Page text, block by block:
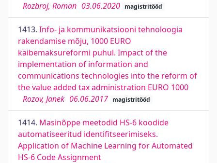
Rozbroj, Roman 03.06.2020 magistritööd
1413. Info- ja kommunikatsiooni tehnoloogia
rakendamise mõju, 1000 EURO
käibemaksureformi puhul. Impact of the
implementation of information and
communications technologies into the reform of
the value added tax administration EURO 1000
Rozov, Janek 06.06.2017 magistritööd
1414. Masinõppe meetodid HS-6 koodide
automatiseeritud identifitseerimiseks.
Application of Machine Learning for Automated
HS-6 Code Assignment